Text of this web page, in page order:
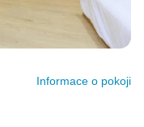
Informace o pokoji